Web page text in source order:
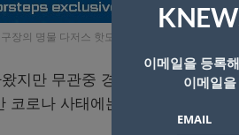
장의 명물 다저스 핫도그를 배달한다는 다저스 광
지만 무관중 경기로 경기를 TV
로나 사태에는 쉽지 않다.
이메일을 등록
이메일
EMAIL